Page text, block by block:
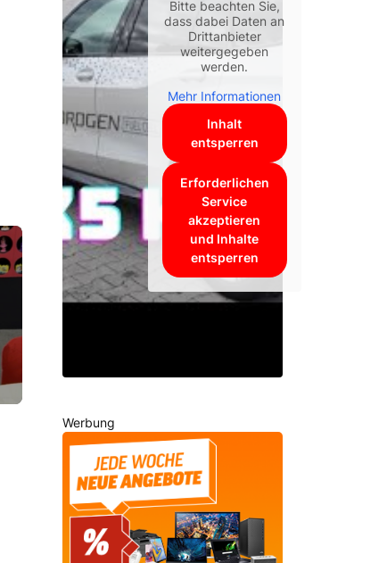
Bitte beachten Sie,
dass dabei Daten an
Drittanbieter
weitergegeben
werden.
Mehr Informationen
Inhalt
entsperren
Erforderlichen
Service
akzeptieren
und Inhalte
entsperren
Werbung